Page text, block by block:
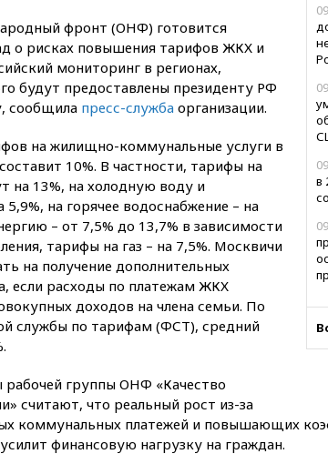
в
фронт (ОНФ) готовится
о рисках повышения тарифов ЖКХ и
мониторинг в регионах,
будут предоставлены президенту РФ
сообщила пресс-служба организации.
на жилищно-коммунальные услуги в
10%. В частности, тарифы на
на 13%, на холодную воду и
5,9%, на горячее водоснабжение – на
– от 7,5% до 13,7% в зависимости
тарифы на газ – на 7,5%. Москвичи
на получение дополнительных
если расходы по платежам ЖКХ
доходов на члена семьи. По
службы по тарифам (ФСТ), средний
группы ОНФ «Качество
считают, что реальный рост из-за
коммунальных платежей и повышающих
финансовую нагрузку на граждан.